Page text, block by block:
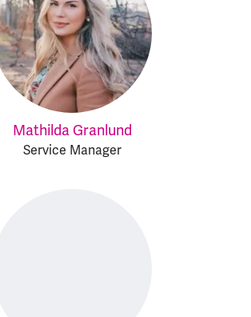
Mathilda Granlund
Service Manager